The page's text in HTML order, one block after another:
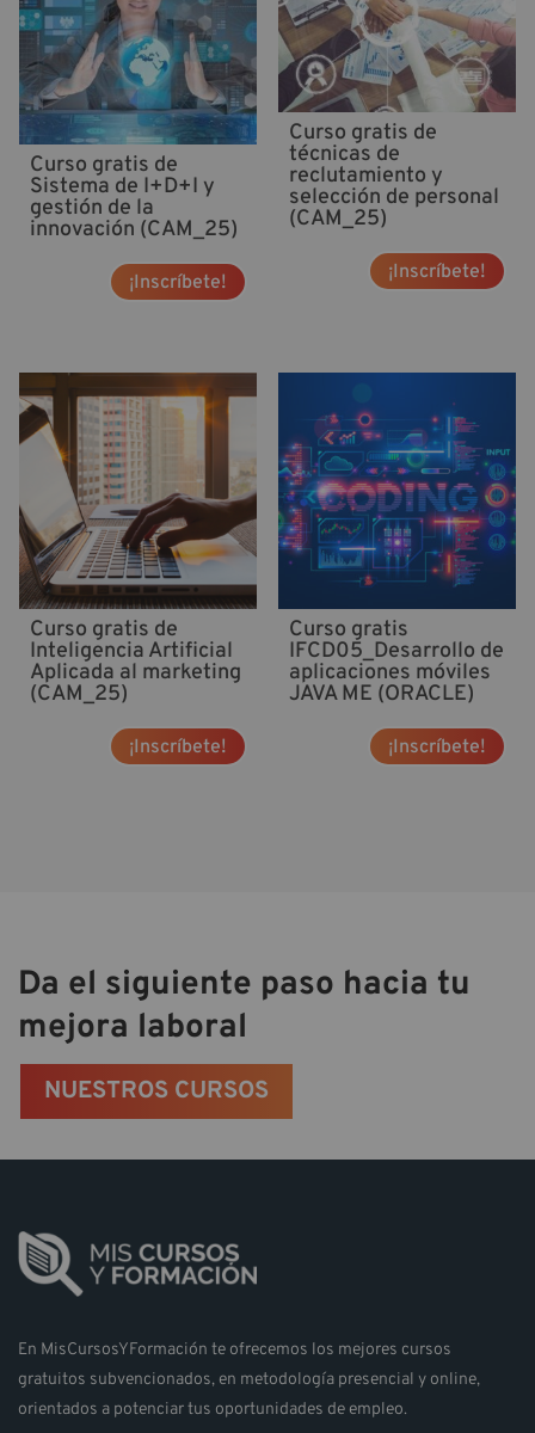
Curso gratis de
Sistema de I+D+I y
gestión de la
innovación (CAM_25)
¡Inscríbete!
Curso gratis de
técnicas de
reclutamiento y
selección de personal
(CAM_25)
¡Inscríbete!
Curso gratis de
Inteligencia Artificial
Aplicada al marketing
(CAM_25)
¡Inscríbete!
Curso gratis
IFCD05_Desarrollo de
aplicaciones móviles
JAVA ME (ORACLE)
¡Inscríbete!
Da el siguiente paso hacia tu
mejora laboral
NUESTROS CURSOS
En MisCursosYFormación te ofrecemos los mejores cursos
gratuitos subvencionados, en metodología presencial y online,
orientados a potenciar tus oportunidades de empleo.